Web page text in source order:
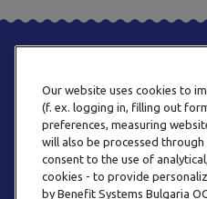
0800
Our website uses cookies to
(f. ex. logging in, filling out
preferences, measuring
will also be processed through
consent to the use of
cookies - to provide
by Benefit Systems Bulgaria